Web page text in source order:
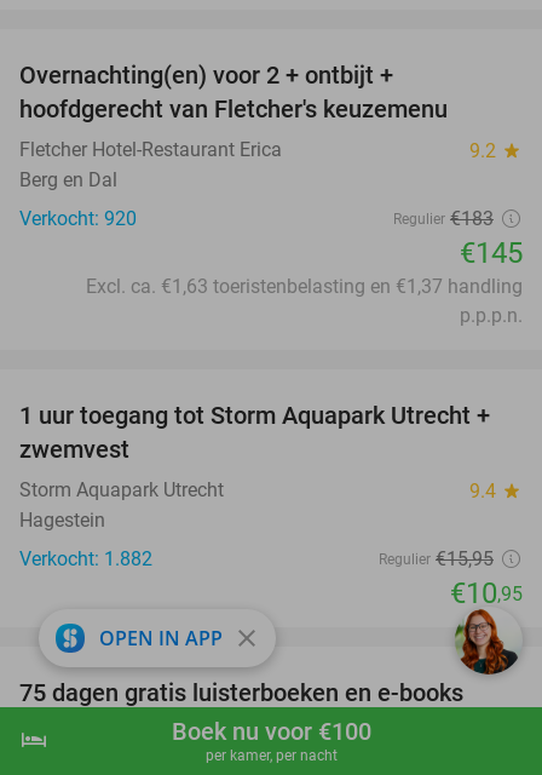
shopping_cart Boek nu
hotel Boek nu voor €100
per kamer, per nacht
Overnachting(en) voor 2 + ontbijt +
hoofdgerecht van Fletcher's keuzemenu
Fletcher Hotel-Restaurant Erica 9.2 star
Berg en Dal
Verkocht: 920
Regulier €183
€145
Excl. ca. €1,63 toeristenbelasting en €1,37 handling
p.p.p.n.
31%
1 uur toegang tot Storm Aquapark Utrecht +
zwemvest
Storm Aquapark Utrecht 9.4 star
Hagestein
Verkocht: 1.882
Regulier €15,95
€10,95
100%
favorite_border
75 dagen gratis luisterboeken en e-books
BookBeat
OPEN IN APP close